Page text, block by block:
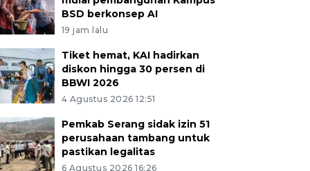
BSD berkonsep AI
19 jam lalu
Tiket hemat, KAI hadirkan
diskon hingga 30 persen di
BBWI 2026
4 Agustus 2026 12:51
Pemkab Serang sidak izin 51
perusahaan tambang untuk
pastikan legalitas
6 Agustus 2026 16:26